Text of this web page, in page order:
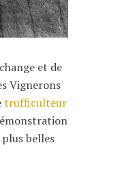
et de
Vignerons
trufficulteur
belles